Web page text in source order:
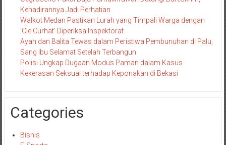
Kehadirannya Jadi Perhatian
Walkot Medan Pastikan Lurah yang Timpali Warga dengan
‘Cie Curhat’ Diperiksa Inspektorat
Ayah dan Balita Tewas dalam Peristiwa Pembunuhan di Palu,
Sang Ibu Selamat Setelah Terbangun
Polisi Ungkap Dugaan Modus Paman dalam Kasus
Kekerasan Seksual terhadap Keponakan di Bekasi
Categories
Bisnis